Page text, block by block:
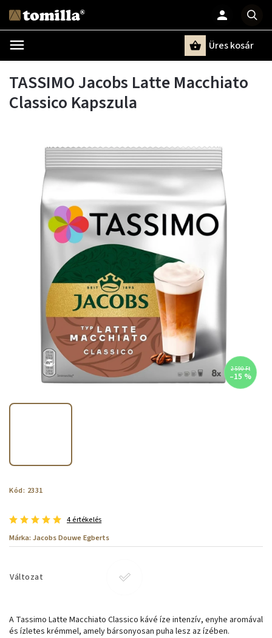
Üres kosár
TASSIMO Jacobs Latte Macchiato
Classico Kapszula
2 590 Ft
–15 %
Kód: 2331
4 értékelés
Márka: Jacobs Douwe Egberts
Változat
A Tassimo Latte Macchiato Classico kávé íze intenzív, enyhe aromával
és ízletes krémmel, amely bársonyosan puha lesz az ízében.